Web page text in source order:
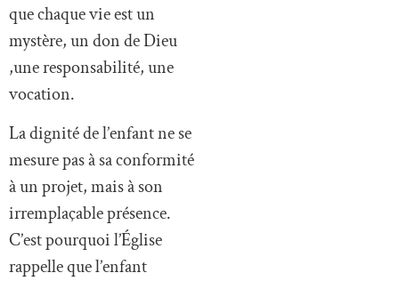
que chaque vie est un
mystère, un don de Dieu
,une responsabilité, une
vocation.
La dignité de l’enfant ne se
mesure pas à sa conformité
à un projet, mais à son
irremplaçable présence.
C’est pourquoi l’Église
rappelle que l’enfant